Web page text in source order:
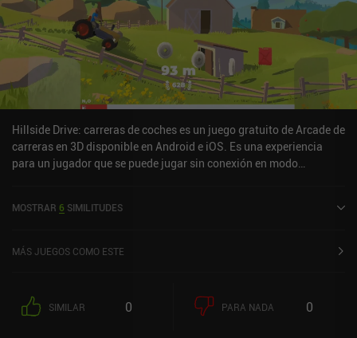
Hillside Drive: carreras de coches es un juego gratuito de Arcade de
carreras en 3D disponible en Android e iOS. Es una experiencia
para un jugador que se puede jugar sin conexión en modo
y de 4 sobre 5,0 en la App Store de iOS.
MOSTRAR 6 SIMILITUDES
MÁS JUEGOS COMO ESTE
SIMILAR 0 PARA NADA 0